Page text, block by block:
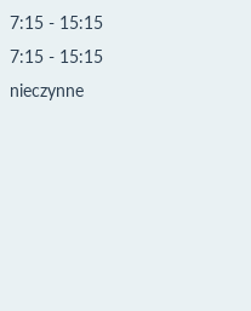
7:15 - 15:15
7:15 - 15:15
nieczynne